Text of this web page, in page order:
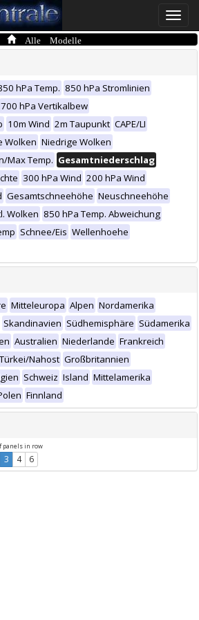
Toggle
Alle Modelle
hPa Temp. 850 hPa Stromlinien
700 hPa Vertikalbew
10m Wind 2m Taupunkt CAPE/LI
Wolken Niedrige Wolken
Max Temp. Gesamtniederschlag
300 hPa Wind 200 hPa Wind
Gesamtschneehöhe Neuschneehöhe
Wolken 850 hPa Temp. Abweichung
Schnee/Eis Wellenhoehe
Mitteleuropa Alpen Nordamerika
Skandinavien Südhemisphäre Südamerika
Australien Niederlande Frankreich
Türkei/Nahost Großbritannien
Schweiz Island Mittelamerika
Finnland
panels in row
3 4 6